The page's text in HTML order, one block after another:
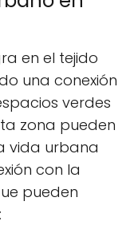
en el tejido
una conexión
verdes
zona pueden
vida urbana
con la
pueden